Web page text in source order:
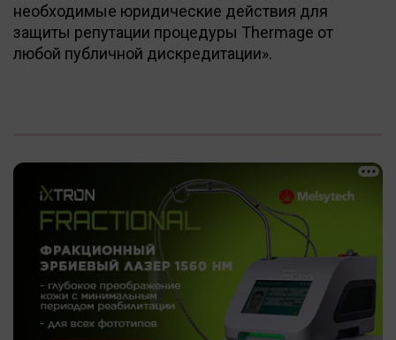
необходимые юридические действия для
защиты репутации процедуры Thermage от
любой публичной дискредитации».